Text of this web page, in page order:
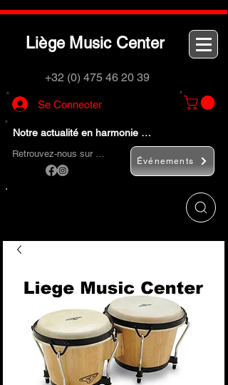
Liège M usic Center
+32 (0) 475 46 20 39
Se Connecter
Notre actualité en harmonie …
Retrouvez-nous sur …
Événements